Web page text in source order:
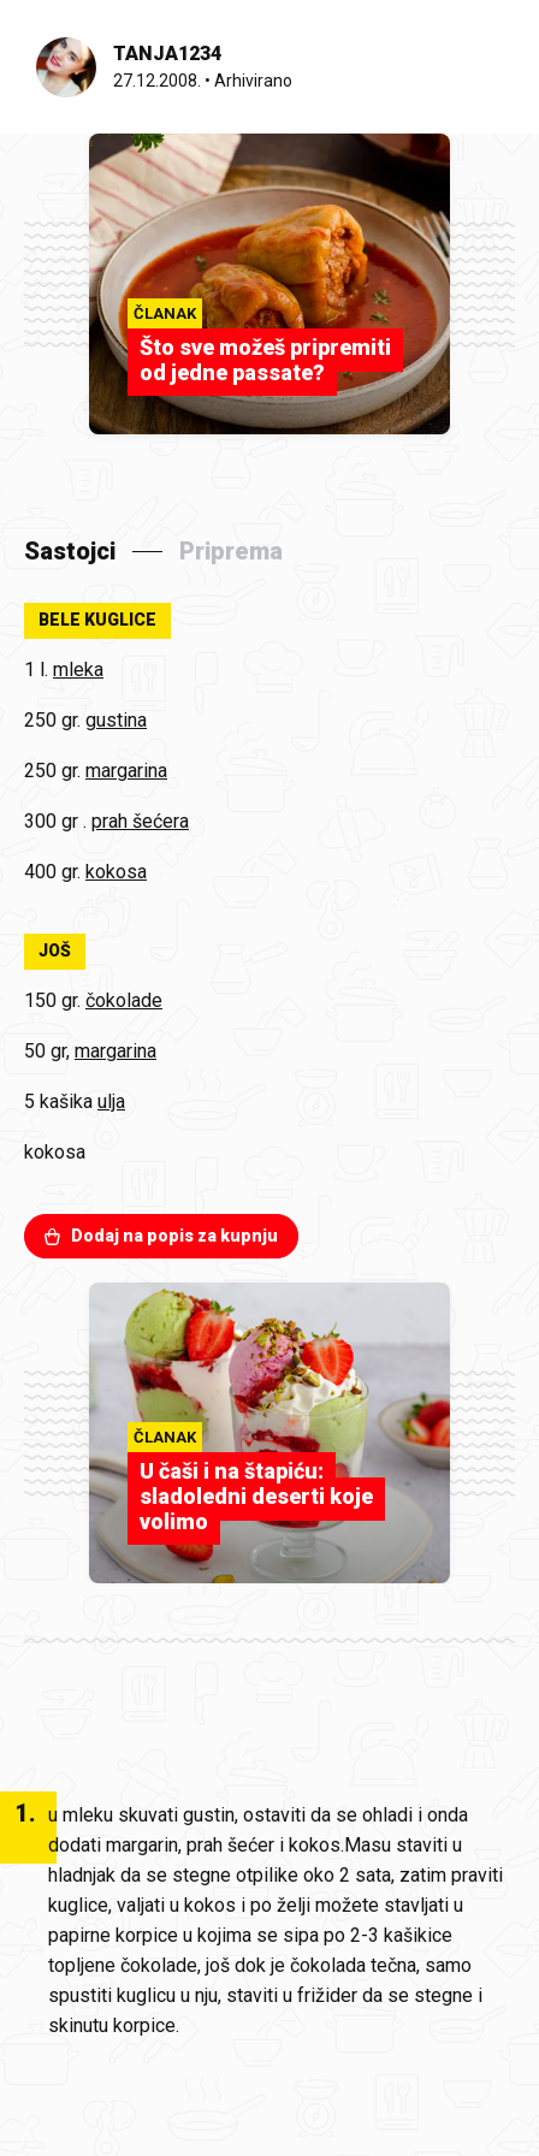
TANJA1234
27.12.2008. • Arhivirano
ČLANAK
Što sve možeš pripremiti
od jedne passate?
Sastojci Priprema
BELE KUGLICE
1 l. mleka
250 gr. gustina
250 gr. margarina
300 gr . prah šećera
400 gr. kokosa
JOŠ
150 gr. čokolade
50 gr, margarina
5 kašika ulja
kokosa
Dodaj na popis za kupnju
ČLANAK
U čaši i na štapiću:
sladoledni deserti koje
volimo
1. u mleku skuvati gustin, ostaviti da se ohladi i onda
dodati margarin, prah šećer i kokos.Masu staviti u
hladnjak da se stegne otpilike oko 2 sata, zatim praviti
kuglice, valjati u kokos i po želji možete stavljati u
papirne korpice u kojima se sipa po 2-3 kašikice
topljene čokolade, još dok je čokolada tečna, samo
spustiti kuglicu u nju, staviti u frižider da se stegne i
skinutu korpice.